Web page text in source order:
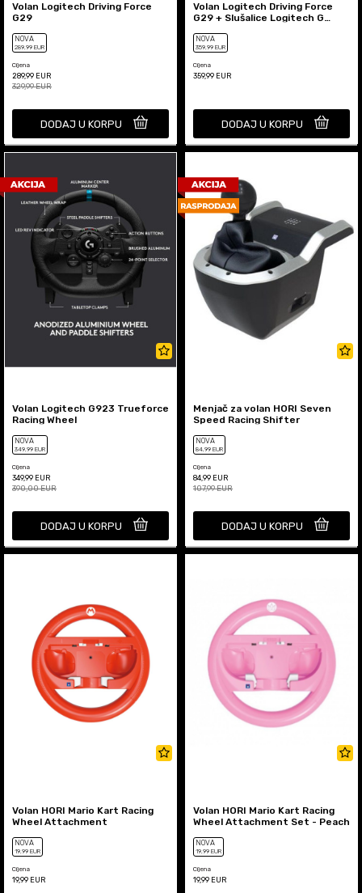
Volan Logitech Driving Force
G29
NOVA
289,99 EUR
Cijena
289,99 EUR
329,99EUR
DODAJ U KORPU
Volan Logitech Driving Force
G29 + Slušalice Logitech G
NOVA
359,99 EUR
Cijena
359,99 EUR
DODAJ U KORPU
Volan Logitech G923 Trueforce
Racing Wheel
NOVA
349,99 EUR
Cijena
349,99 EUR
390,00EUR
DODAJ U KORPU
Menjač za volan HORI Seven
Speed Racing Shifter
NOVA
84,99 EUR
Cijena
84,99 EUR
107,99EUR
DODAJ U KORPU
Volan HORI Mario Kart Racing
Wheel Attachment
NOVA
19,99 EUR
Cijena
19,99 EUR
Volan HORI Mario Kart Racing
Wheel Attachment Set - Peach
NOVA
19,99 EUR
Cijena
19,99 EUR